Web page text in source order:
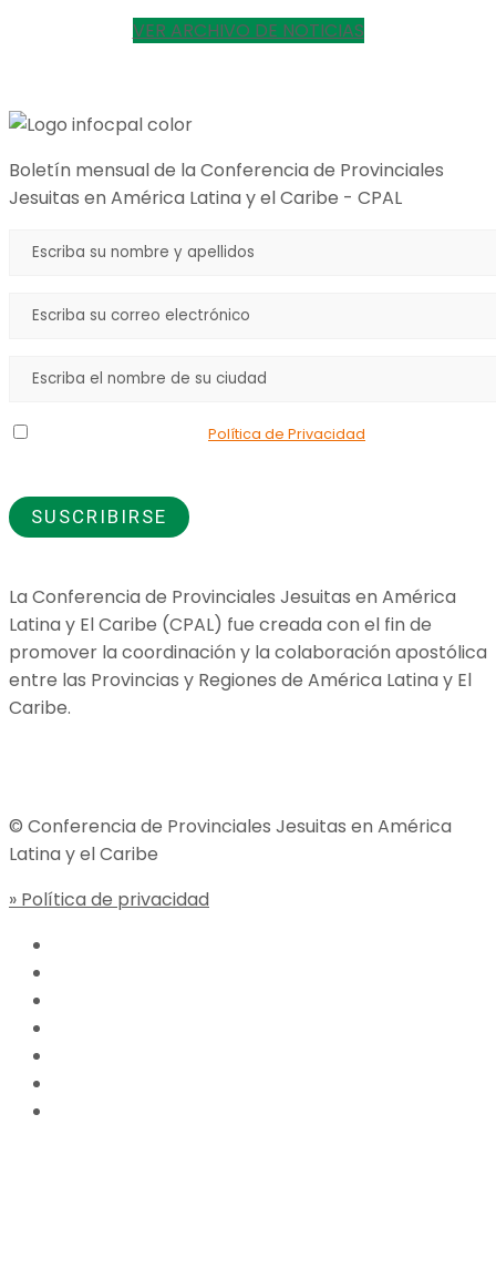
VER ARCHIVO DE NOTICIAS
Boletín mensual de la Conferencia de Provinciales
Jesuitas en América Latina y el Caribe - CPAL
Política de Privacidad
La Conferencia de Provinciales Jesuitas en América
Latina y El Caribe (CPAL) fue creada con el fin de
promover la coordinación y la colaboración apostólica
entre las Provincias y Regiones de América Latina y El
Caribe.
© Conferencia de Provinciales Jesuitas en América
Latina y el Caribe
» Política de privacidad